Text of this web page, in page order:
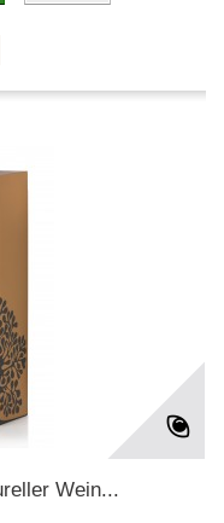
Wein...